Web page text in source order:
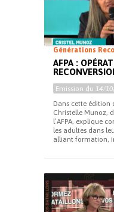
Générations
AFPA :
Emission du 14/
Dans cette édition
Christelle Munoz,
l’AFPA, explique
les adultes dans
alliant formation,